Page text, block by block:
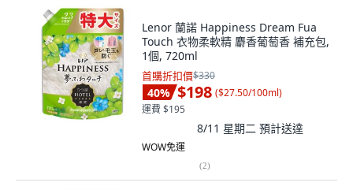
Lenor 蘭諾 Happiness Dream Fua
Touch 衣物柔軟精 麝香葡萄香 補充包,
1個, 720ml
首購折扣價$330
40% $198 ($27.50/100ml)
運費 $195
8/11 星期二 預計送達
WOW免運
(2)